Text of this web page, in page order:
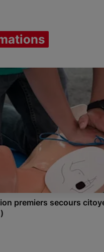
premiers secours